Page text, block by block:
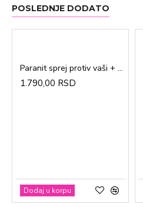
POSLEDNJE DODATO
Paranit sprej protiv vaši + češalj 100ml
1.790,00 RSD
Dodaj u korpu